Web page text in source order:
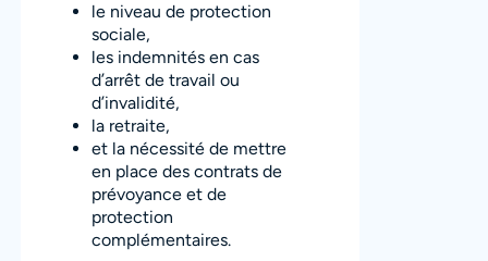
le niveau de protection
sociale,
les indemnités en cas
d’arrêt de travail ou
d’invalidité,
la retraite,
et la nécessité de mettre
en place des contrats de
prévoyance et de
protection
complémentaires.